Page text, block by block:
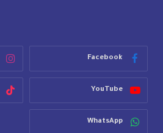
Facebook
YouTube
WhatsApp